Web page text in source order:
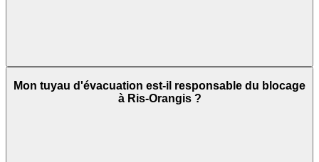
Mon tuyau d'évacuation est-il responsable du blocage
à Ris-Orangis ?